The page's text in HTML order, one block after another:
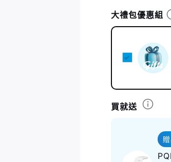
大禮包優惠組
買就送